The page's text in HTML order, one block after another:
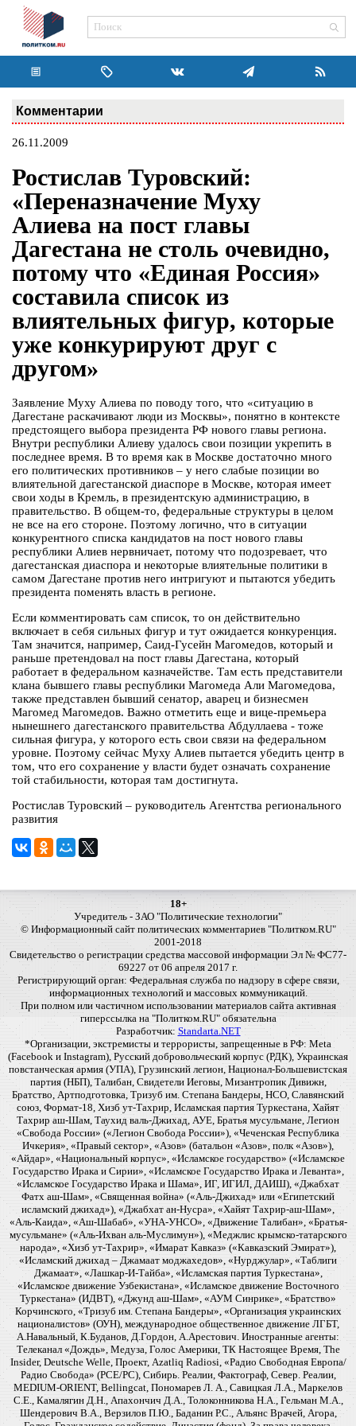
Комментарии
26.11.2009
Ростислав Туровский:
«Переназначение Муху
Алиева на пост главы
Дагестана не столь очевидно,
потому что «Единая Россия»
составила список из
влиятельных фигур, которые
уже конкурируют друг с
другом»
Заявление Муху Алиева по поводу того, что «ситуацию в
Дагестане раскачивают люди из Москвы», понятно в контексте
предстоящего выбора президента РФ нового главы региона.
Внутри республики Алиеву удалось свои позиции укрепить в
последнее время. В то время как в Москве достаточно много
его политических противников – у него слабые позиции во
влиятельной дагестанской диаспоре в Москве, которая имеет
свои ходы в Кремль, в президентскую администрацию, в
правительство. В общем-то, федеральные структуры в целом
не все на его стороне. Поэтому логично, что в ситуации
конкурентного списка кандидатов на пост нового главы
республики Алиев нервничает, потому что подозревает, что
дагестанская диаспора и некоторые влиятельные политики в
самом Дагестане против него интригуют и пытаются убедить
президента поменять власть в регионе.
Если комментировать сам список, то он действительно
включает в себя сильных фигур и тут ожидается конкуренция.
Там значится, например, Саид-Гусейн Магомедов, который и
раньше претендовал на пост главы Дагестана, который
работает в федеральном казначействе. Там есть представители
клана бывшего главы республики Магомеда Али Магомедова,
также представлен бывший сенатор, аварец и бизнесмен
Магомед Магомедов. Важно отметить еще и вице-премьера
нынешнего дагестанского правительства Абдуллаева - тоже
сильная фигура, у которого есть свои связи на федеральном
уровне. Поэтому сейчас Муху Алиев пытается убедить центр в
том, что его сохранение у власти будет означать сохранение
той стабильности, которая там достигнута.
Ростислав Туровский – руководитель Агентства регионального
развития
18+
Учредитель - ЗАО "Политические технологии"
© Информационный сайт политических комментариев "Политком.RU"
2001-2018
Свидетельство о регистрации средства массовой информации Эл № ФС77-
69227 от 06 апреля 2017 г.
Регистрирующий орган: Федеральная служба по надзору в сфере связи,
информационных технологий и массовых коммуникаций.
При полном или частичном использовании материалов сайта активная
гиперссылка на "Политком.RU" обязательна
Разработчик: Standarta.NET
*Организации, экстремисты и террористы, запрещенные в РФ: Meta
(Facebook и Instagram), Русский добровольческий корпус (РДК), Украинская
повстанческая армия (УПА), Грузинский легион, Национал-Большевистская
партия (НБП), Талибан, Свидетели Иеговы, Мизантропик Дивижн,
Братство, Артподготовка, Тризуб им. Степана Бандеры, НСО, Славянский
союз, Формат-18, Хизб ут-Тахрир, Исламская партия Туркестана, Хайят
Тахрир аш-Шам, Таухид валь-Джихад, АУЕ, Братья мусульмане, Легион
«Свобода России» («Легион Свобода России»), «Чеченская Республика
Ичкерия», «Правый сектор», «Азов» (батальон «Азов», полк «Азов»),
«Айдар», «Национальный корпус», «Исламское государство» («Исламское
Государство Ирака и Сирии», «Исламское Государство Ирака и Леванта»,
«Исламское Государство Ирака и Шама», ИГ, ИГИЛ, ДАИШ), «Джабхат
Фатх аш-Шам», «Священная война» («Аль-Джихад» или «Египетский
исламский джихад»), «Джабхат ан-Нусра», «Хайят Тахрир-аш-Шам»,
«Аль-Каида», «Аш-Шабаб», «УНА-УНСО», «Движение Талибан», «Братья-
мусульмане» («Аль-Ихван аль-Муслимун»), «Меджлис крымско-татарского
народа», «Хизб ут-Тахрир», «Имарат Кавказ» («Кавказский Эмират»),
«Исламский джихад – Джамаат моджахедов», «Нурджулар», «Таблиги
Джамаат», «Лашкар-И-Тайба», «Исламская партия Туркестана»,
«Исламское движение Узбекистана», «Исламское движение Восточного
Туркестана» (ИДВТ), «Джунд аш-Шам», «АУМ Синрике», «Братство»
Корчинского, «Тризуб им. Степана Бандеры», «Организация украинских
националистов» (ОУН), международное общественное движение ЛГБТ,
А.Навальный, К.Буданов, Д.Гордон, А.Арестович. Иностранные агенты:
Телеканал «Дождь», Медуза, Голос Америки, ТК Настоящее Время, The
Insider, Deutsche Welle, Проект, Azatliq Radiosi, «Радио Свободная Европа/
Радио Свобода» (PCE/PC), Сибирь. Реалии, Фактограф, Север. Реалии,
MEDIUM-ORIENT, Bellingcat, Пономарев Л. А., Савицкая Л.А., Маркелов
С.Е., Камалягин Д.Н., Апахончич Д.А., Толоконникова Н.А., Гельман М.А.,
Шендерович В.А., Верзилов П.Ю., Баданин Р.С., Альянс Врачей, Агора,